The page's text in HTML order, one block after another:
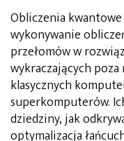
Obliczenia
wykonywanie
przełomów w
wykraczających
klasycznych
superkomputerów.
dziedziny, jak
optymalizacja